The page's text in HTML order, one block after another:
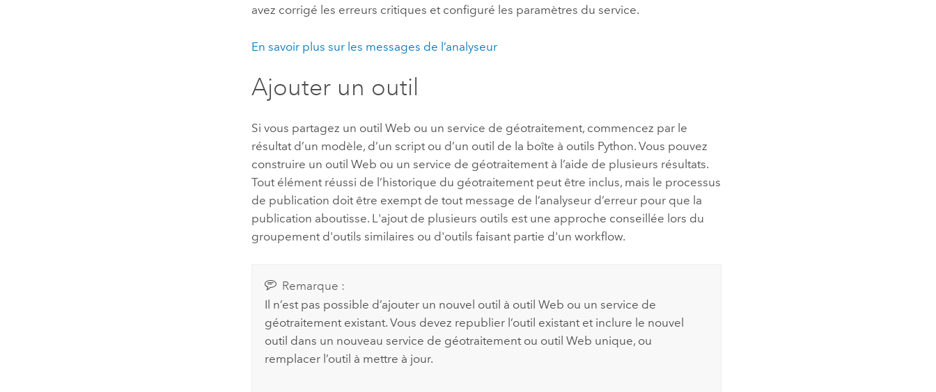
avez corrigé les erreurs critiques et configuré les paramètres du service.
En savoir plus sur les messages de l’analyseur
Ajouter un outil
Si vous partagez un outil Web ou un service de géotraitement, commencez par le
résultat d’un modèle, d’un script ou d’un outil de la boîte à outils Python. Vous pouvez
construire un outil Web ou un service de géotraitement à l’aide de plusieurs résultats.
Tout élément réussi de l’historique du géotraitement peut être inclus, mais le processus
de publication doit être exempt de tout message de l’analyseur d’erreur pour que la
publication aboutisse. L'ajout de plusieurs outils est une approche conseillée lors du
groupement d'outils similaires ou d'outils faisant partie d'un workflow.
Remarque :
Il n’est pas possible d’ajouter un nouvel outil à outil Web ou un service de
géotraitement existant. Vous devez republier l’outil existant et inclure le nouvel
outil dans un nouveau service de géotraitement ou outil Web unique, ou
remplacer l’outil à mettre à jour.